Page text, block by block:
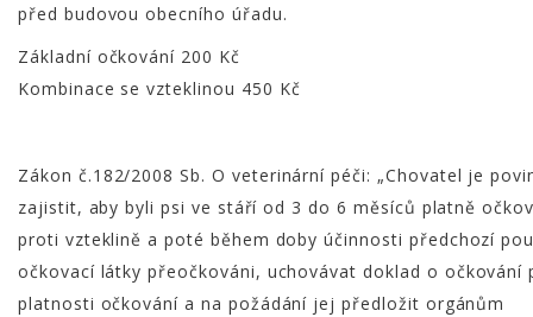
před budovou obecního úřadu.
Základní očkování 200 Kč
Kombinace se vzteklinou 450 Kč
Zákon č.182/2008 Sb. O veterinární péči: „Chovatel je
zajistit, aby byli psi ve stáří od 3 do 6 měsíců platně
proti vzteklině a poté během doby účinnosti předchozí
očkovací látky přeočkováni, uchovávat doklad o očkování
platnosti očkování a na požádání jej předložit orgánům